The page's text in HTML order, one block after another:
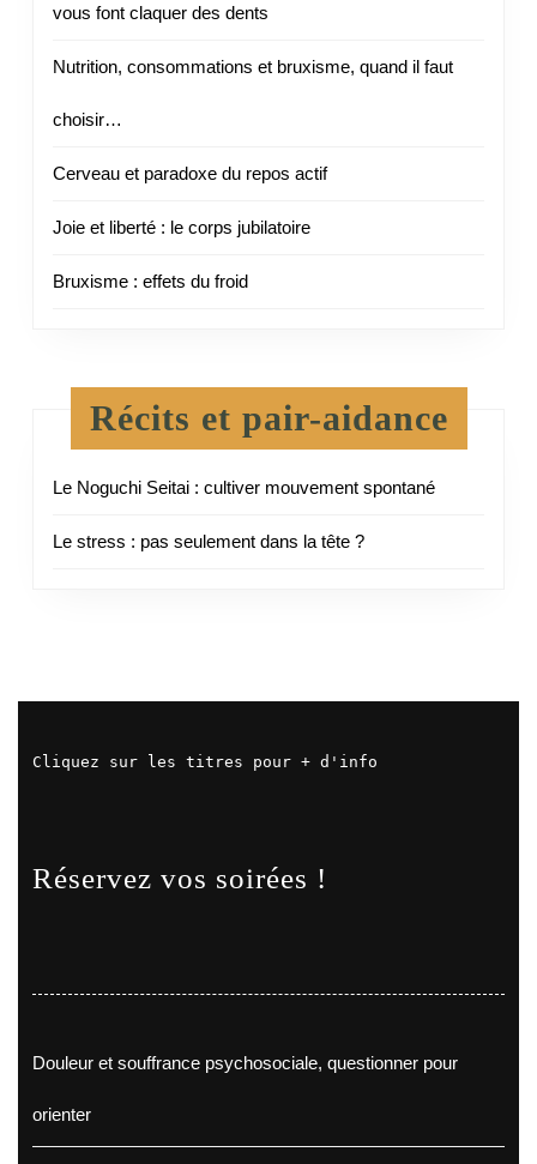
vous font claquer des dents
Nutrition, consommations et bruxisme, quand il faut
choisir…
Cerveau et paradoxe du repos actif
Joie et liberté : le corps jubilatoire
Bruxisme : effets du froid
Récits et pair-aidance
Le Noguchi Seitai : cultiver mouvement spontané
Le stress : pas seulement dans la tête ?
Cliquez sur les titres pour + d'info
Réservez vos soirées !
Douleur et souffrance psychosociale, questionner pour
orienter